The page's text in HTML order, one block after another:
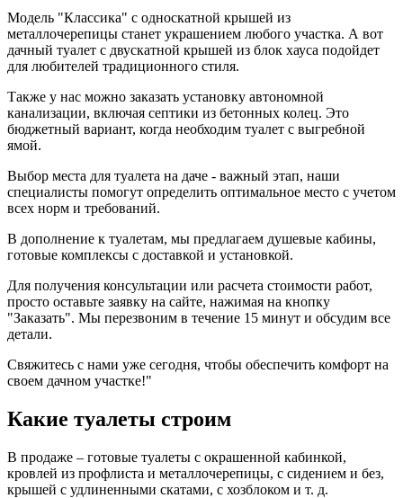
Модель "Классика" с односкатной крышей из
металлочерепицы станет украшением любого участка. А вот
дачный туалет с двускатной крышей из блок хауса подойдет
для любителей традиционного стиля.
Также у нас можно заказать установку автономной
канализации, включая септики из бетонных колец. Это
бюджетный вариант, когда необходим туалет с выгребной
ямой.
Выбор места для туалета на даче - важный этап, наши
специалисты помогут определить оптимальное место с учетом
всех норм и требований.
В дополнение к туалетам, мы предлагаем душевые кабины,
готовые комплексы с доставкой и установкой.
Для получения консультации или расчета стоимости работ,
просто оставьте заявку на сайте, нажимая на кнопку
"Заказать". Мы перезвоним в течение 15 минут и обсудим все
детали.
Свяжитесь с нами уже сегодня, чтобы обеспечить комфорт на
своем дачном участке!"
Какие туалеты строим
В продаже – готовые туалеты с окрашенной кабинкой,
кровлей из профлиста и металлочерепицы, с сидением и без,
крышей с удлиненными скатами, с хозблоком и т. д.